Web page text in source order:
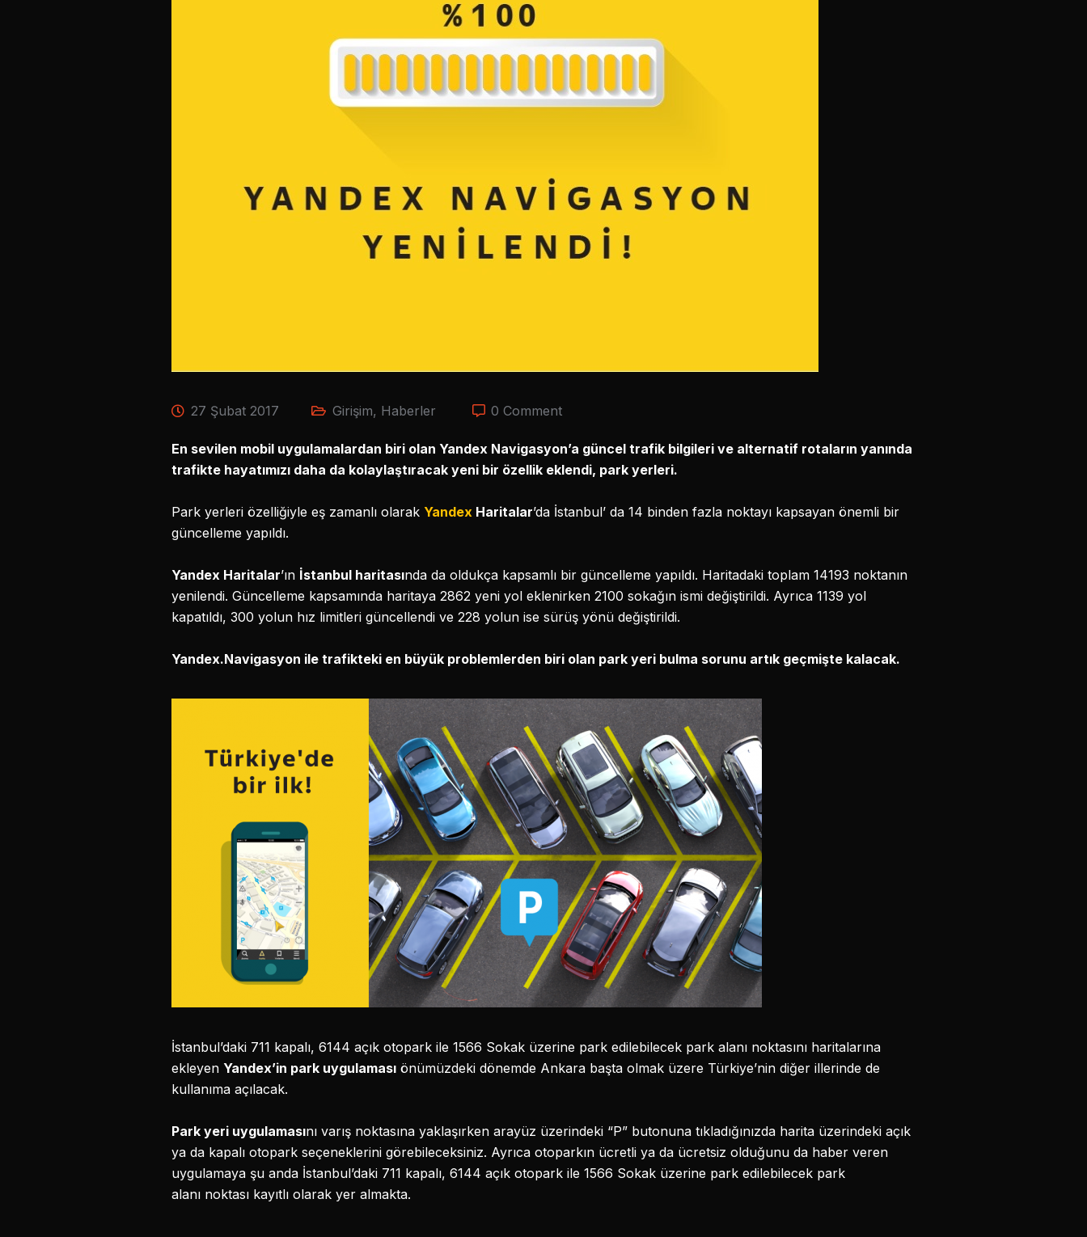
27 Şubat 2017 Girişim, Haberler 0 Comment
En sevilen mobil uygulamalardan biri olan Yandex Navigasyon’a güncel trafik bilgileri ve alternatif rotaların yanında
trafikte hayatımızı daha da kolaylaştıracak yeni bir özellik eklendi, park yerleri.
Park yerleri özelliğiyle eş zamanlı olarak Yandex Haritalar’da İstanbul’ da 14 binden fazla noktayı kapsayan önemli bir
güncelleme yapıldı.
Yandex Haritalar’ın İstanbul haritasında da oldukça kapsamlı bir güncelleme yapıldı. Haritadaki toplam 14193 noktanın
yenilendi. Güncelleme kapsamında haritaya 2862 yeni yol eklenirken 2100 sokağın ismi değiştirildi. Ayrıca 1139 yol
kapatıldı, 300 yolun hız limitleri güncellendi ve 228 yolun ise sürüş yönü değiştirildi.
Yandex.Navigasyon ile trafikteki en büyük problemlerden biri olan park yeri bulma sorunu artık geçmişte kalacak.
İstanbul’daki 711 kapalı, 6144 açık otopark ile 1566 Sokak üzerine park edilebilecek park alanı noktasını haritalarına
ekleyen Yandex’in park uygulaması önümüzdeki dönemde Ankara başta olmak üzere Türkiye’nin diğer illerinde de
kullanıma açılacak.
Park yeri uygulamasını varış noktasına yaklaşırken arayüz üzerindeki “P” butonuna tıkladığınızda harita üzerindeki açık
ya da kapalı otopark seçeneklerini görebileceksiniz. Ayrıca otoparkın ücretli ya da ücretsiz olduğunu da haber veren
uygulamaya şu anda İstanbul’daki 711 kapalı, 6144 açık otopark ile 1566 Sokak üzerine park edilebilecek park
alanı noktası kayıtlı olarak yer almakta.